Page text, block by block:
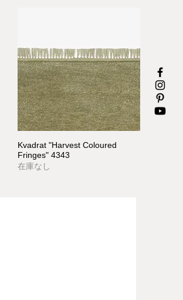
Kvadrat "Harvest Coloured
Fringes" 4343
在庫なし